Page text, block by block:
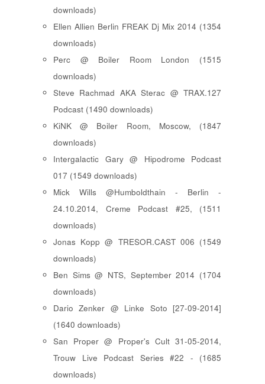
downloads)
Ellen Allien Berlin FREAK Dj Mix 2014 (1354
downloads)
Perc @ Boiler Room London (1515
downloads)
Steve Rachmad AKA Sterac @ TRAX.127
Podcast (1490 downloads)
KiNK @ Boiler Room, Moscow, (1847
downloads)
Intergalactic Gary @ Hipodrome Podcast
017 (1549 downloads)
Mick Wills @Humboldthain - Berlin -
24.10.2014, Creme Podcast #25, (1511
downloads)
Jonas Kopp @ TRESOR.CAST 006 (1549
downloads)
Ben Sims @ NTS, September 2014 (1704
downloads)
Dario Zenker @ Linke Soto [27-09-2014]
(1640 downloads)
San Proper @ Proper's Cult 31-05-2014,
Trouw Live Podcast Series #22 - (1685
downloads)